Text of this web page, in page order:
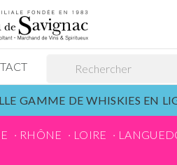
GAMME DE WHISKIES EN
RHÔNE LOIRE